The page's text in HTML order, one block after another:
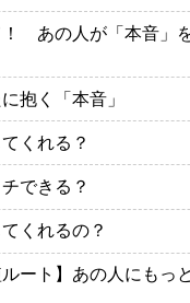
あの人が「本音」
抱く「本音」
くれる？
できる？
くれるの？
ート】あの人にもっ